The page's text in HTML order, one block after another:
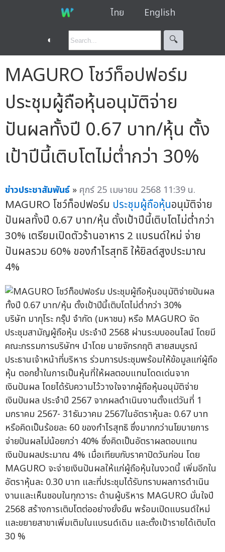
ไทย English
◐ 🔍︎
MAGURO โชว์ท็อปฟอร์ม
ประชุมผู้ถือหุ้นอนุมัติจ่าย
ปันผลทั้งปี 0.67 บาท/หุ้น ตั้ง
เป้าปีนี้เติบโตไม่ต่ำกว่า 30%
ข่าวประชาสัมพันธ์ » ศุกร์ 25 เมษายน 2568 11:39 น.
MAGURO โชว์ท็อปฟอร์ม ประชุมผู้ถือหุ้นอนุมัติจ่าย
ปันผลทั้งปี 0.67 บาท/หุ้น ตั้งเป้าปีนี้เติบโตไม่ต่ำกว่า
30% เตรียมเปิดตัวร้านอาหาร 2 แบรนด์ใหม่ จ่าย
ปันผลรวม 60% ของกำไรสุทธิ ให้ยิลด์สูงประมาณ
4%
บริษัท มากุโระ กรุ๊ป จำกัด (มหาชน) หรือ MAGURO จัด
ประชุมสามัญผู้ถือหุ้น ประจำปี 2568 ผ่านระบบออนไลน์ โดยมี
คณะกรรมการบริษัทฯ นำโดย นายจักรกฤติ สายสมบูรณ์
ประธานเจ้าหน้าที่บริหาร ร่วมการประชุมพร้อมให้ข้อมูลแก่ผู้ถือ
หุ้น ตอกย้ำในการเป็นหุ้นที่ให้ผลตอบแทนโดดเด่นจาก
เงินปันผล โดยได้รับความไว้วางใจจากผู้ถือหุ้นอนุมัติจ่าย
เงินปันผล ประจำปี 2567 จากผลดำเนินงานตั้งแต่วันที่ 1
มกราคม 2567- 31ธันวาคม 2567ในอัตราหุ้นละ 0.67 บาท
หรือคิดเป็นร้อยละ 60 ของกำไรสุทธิ ซึ่งมากกว่านโยบายการ
จ่ายปันผลไม่น้อยกว่า 40% ซึ่งคิดเป็นอัตราผลตอบแทน
เงินปันผลประมาณ 4% เมื่อเทียบกับราคาปิดวันก่อน โดย
MAGURO จะจ่ายเงินปันผลให้แก่ผู้ถือหุ้นในงวดนี้ เพิ่มอีกใน
อัตราหุ้นละ 0.30 บาท และที่ประชุมได้รับทราบผลการดำเนิน
งานและเห็นชอบในทุกวาระ ด้านผู้บริหาร MAGURO มั่นใจปี
2568 สร้างการเติบโตต่ออย่างยั่งยืน พร้อมเปิดแบรนด์ใหม่
และขยายสาขาเพิ่มเติมในแบรนด์เดิม และตั้งเป้ารายได้เติบโต
30 %